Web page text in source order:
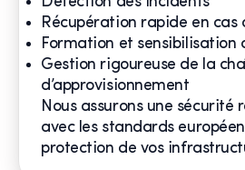
Récupération rapide en cas
Formation et sensibilisation
Gestion rigoureuse de la
d’approvisionnement
Nous assurons une sécurité
avec les standards
protection de vos